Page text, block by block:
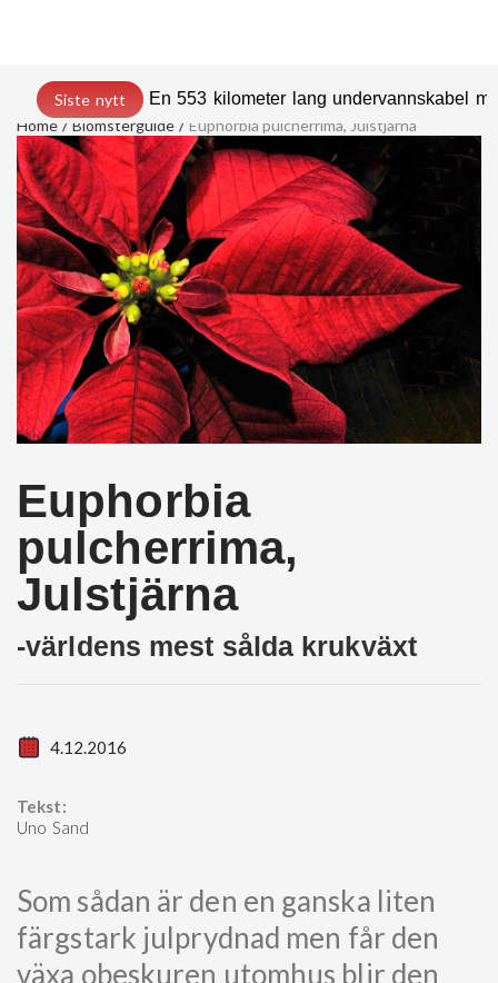
Siste nytt
En 553 kilometer lang undervannskabel
Home
Blomsterguide Euphorbia pulcherrima, Julstjärna
Euphorbia
pulcherrima,
Julstjärna
-världens mest sålda krukväxt
4.12.2016
Tekst:
Uno Sand
Som sådan är den en ganska liten
färgstark julprydnad men får den
växa obeskuren utomhus blir den